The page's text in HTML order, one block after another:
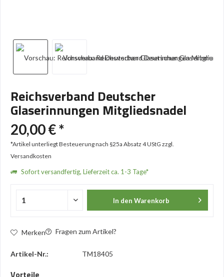
Reichsverband Deutscher
Glaserinnungen Mitgliedsnadel
20,00 € *
*Artikel unterliegt Besteuerung nach §25a Absatz 4 UStG zzgl.
Versandkosten
Sofort versandfertig, Lieferzeit ca. 1-3 Tage*
In den Warenkorb
Merken Fragen zum Artikel?
Artikel-Nr.: TM18405
Vorteile